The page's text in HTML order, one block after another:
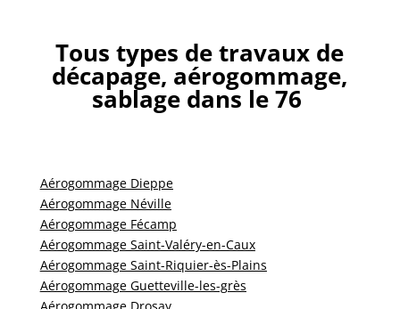
Tous types de travaux de
décapage, aérogommage,
sablage dans le 76
Aérogommage Dieppe
Aérogommage Néville
Aérogommage Fécamp
Aérogommage Saint-Valéry-en-Caux
Aérogommage Saint-Riquier-ès-Plains
Aérogommage Guetteville-les-grès
Aérogommage Drosay